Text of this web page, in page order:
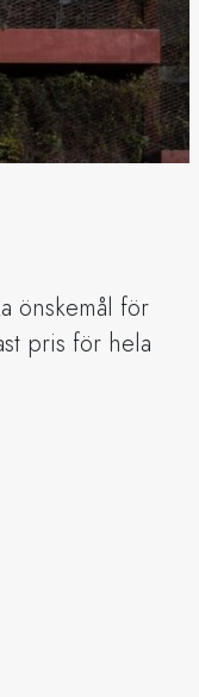
önskemål för
pris för hela